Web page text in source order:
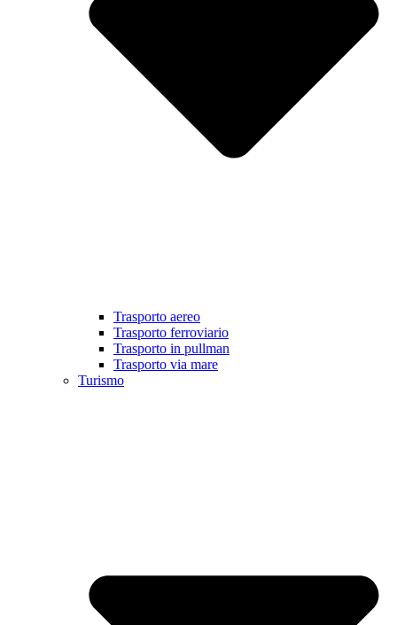
Trasporto aereo
Trasporto ferroviario
Trasporto in pullman
Trasporto via mare
Turismo